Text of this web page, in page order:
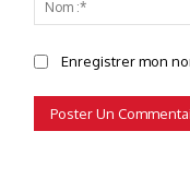
Enregistrer mon